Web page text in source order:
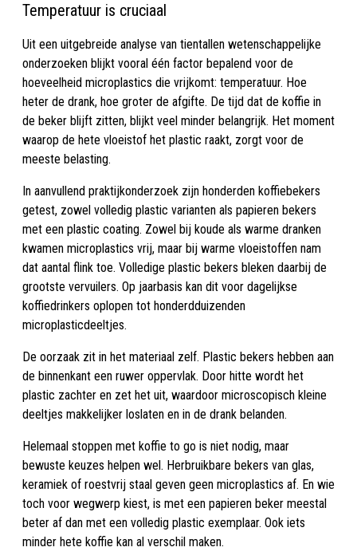
Temperatuur is cruciaal
Uit een uitgebreide analyse van tientallen wetenschappelijke
onderzoeken blijkt vooral één factor bepalend voor de
hoeveelheid microplastics die vrijkomt: temperatuur. Hoe
heter de drank, hoe groter de afgifte. De tijd dat de koffie in
de beker blijft zitten, blijkt veel minder belangrijk. Het moment
waarop de hete vloeistof het plastic raakt, zorgt voor de
meeste belasting.
In aanvullend praktijkonderzoek zijn honderden koffiebekers
getest, zowel volledig plastic varianten als papieren bekers
met een plastic coating. Zowel bij koude als warme dranken
kwamen microplastics vrij, maar bij warme vloeistoffen nam
dat aantal flink toe. Volledige plastic bekers bleken daarbij de
grootste vervuilers. Op jaarbasis kan dit voor dagelijkse
koffiedrinkers oplopen tot honderdduizenden
microplasticdeeltjes.
De oorzaak zit in het materiaal zelf. Plastic bekers hebben aan
de binnenkant een ruwer oppervlak. Door hitte wordt het
plastic zachter en zet het uit, waardoor microscopisch kleine
deeltjes makkelijker loslaten en in de drank belanden.
Helemaal stoppen met koffie to go is niet nodig, maar
bewuste keuzes helpen wel. Herbruikbare bekers van glas,
keramiek of roestvrij staal geven geen microplastics af. En wie
toch voor wegwerp kiest, is met een papieren beker meestal
beter af dan met een volledig plastic exemplaar. Ook iets
minder hete koffie kan al verschil maken.